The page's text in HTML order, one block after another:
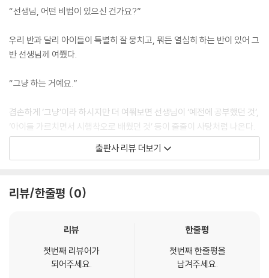
제2절 교육과정 재구성 방향 163
수업 방향과 원리 164
평가 방향 166
제1절 기본 관점 175
등장 배경 176
주요 학자 및 이론 178
수업 방향과 원리 182
제3절 교육과정 재구성 사례 185
최근 강조되는 교육과정 재구성
“선생님, 어떤 비법이 있으신 건가요?”
우리 반과 달리 아이들이 특별히 잘 뭉치고, 뭐든 열심히 하는 반이 있어 그
반 선생님께 여쭸다.
“그냥 하는 거예요.”
겸손하게 ‘그냥’이라 하시지만 더 여쭤보면 선생님이 ‘예전에 공부했던 것’,
‘아이들 가르치면서 시행착오로 배웠던 것’ 등이 줄줄이 사탕처럼 나온다.
교사들은 동료교사들과 늘 수업 이야기를 나누고 수업을 돌아보며 구상한
다. 그러나 막상 그 속 깊이 있는 원천, 즉 교사가 수업을 하면서 왜 이것을
제시하는 방향과 목표, 각론 구성, 실행 지침 등에 따라 학교교육과정 문서
교육의 문지기인 교사들은 교육과정에 대한 이해를 바탕으로 다양한 재구
성 노력을 기울이고 있으며, 이를 통해 학교교육의 질을 높이는 데에도 중
출판사 리뷰 더보기
리뷰/한줄평 0
리뷰
첫번째 리뷰어가
되어주세요.
한줄평
첫번째 한줄평을
남겨주세요.